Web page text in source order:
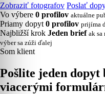
Zobraziť fotografov Poslať
Vo výbere 0 profilov aktuálne
Priamy dopyt 0 profilov prijíma
Najbližší krok Jeden brief ak
výber sa zúži ďalej
Som klient
Pošlite jeden dopyt
viacerými